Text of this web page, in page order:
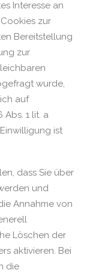
Interesse an
zur
Bereitstellung
zur
wurde,
auf
1 lit. a
Einwilligung ist
dass Sie über
und
Annahme von
Löschen der
aktivieren. Bei
die